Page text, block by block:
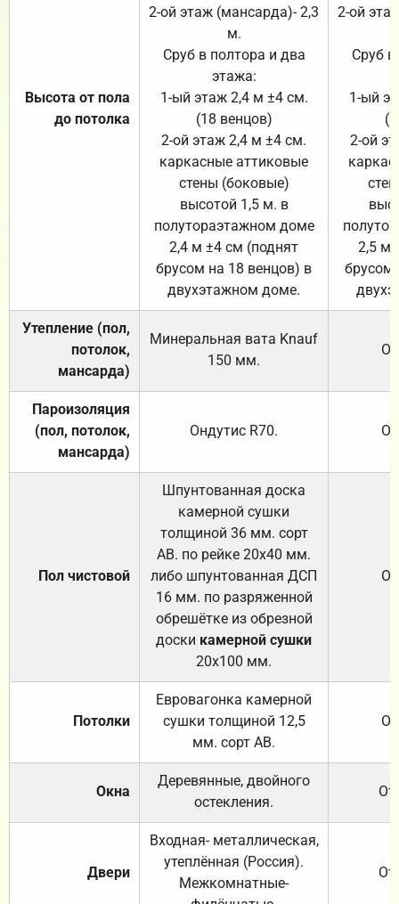
Высота от пола
до потолка
2-ой этаж (мансарда)- 2,3
м.
Сруб в полтора и два
этажа:
1-ый этаж 2,4 м ±4 см.
(18 венцов)
2-ой этаж 2,4 м ±4 см.
каркасные аттиковые
стены (боковые)
высотой 1,5 м. в
полутораэтажном доме
2,4 м ±4 см (поднят
брусом на 18 венцов) в
двухэтажном доме.
2-ой
Сруб
1-ый
2-ой
2,5 м
брусом
Утепление (пол,
потолок,
мансарда)
Минеральная вата Knauf
150 мм.
Пароизоляция
(пол, потолок,
мансарда)
Ондутис R70.
Пол чистовой
Шпунтованная доска
камерной сушки
толщиной 36 мм. сорт
АВ. по рейке 20х40 мм.
либо шпунтованная ДСП
16 мм. по разряженной
обрешётке из обрезной
доски камерной сушки
20х100 мм.
Потолки
Евровагонка камерной
сушки толщиной 12,5
мм. сорт АВ.
Окна
Деревянные, двойного
остекления.
Двери
Входная- металлическая,
утеплённая (Россия).
Межкомнатные-